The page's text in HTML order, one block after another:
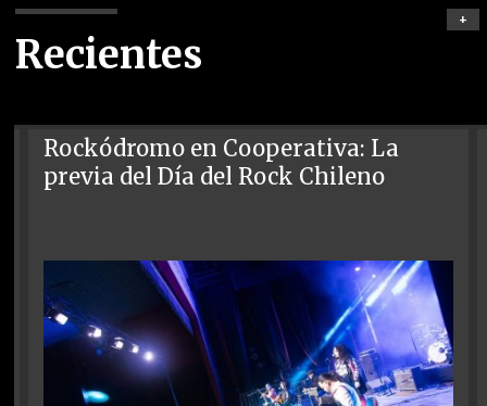
Recientes
+
Rockódromo en Cooperativa: La
previa del Día del Rock Chileno